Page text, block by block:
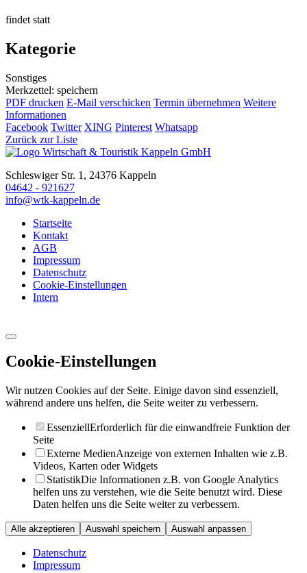
findet statt
Kategorie
Sonstiges
Merkzettel: speichern
PDF drucken E-Mail verschicken Termin übernehmen Weitere
Informationen
Facebook Twitter XING Pinterest Whatsapp
Zurück zur Liste
Schleswiger Str. 1, 24376 Kappeln
04642 - 921627
info@wtk-kappeln.de
Startseite
Kontakt
AGB
Impressum
Datenschutz
Cookie-Einstellungen
Intern
Cookie-Einstellungen
Wir nutzen Cookies auf der Seite. Einige davon sind essenziell,
während andere uns helfen, die Seite weiter zu verbessern.
EssenziellErforderlich für die einwandfreie Funktion der
Seite
Externe MedienAnzeige von externen Inhalten wie z.B.
Videos, Karten oder Widgets
StatistikDie Informationen z.B. von Google Analytics
helfen uns zu verstehen, wie die Seite benutzt wird. Diese
Daten helfen uns die Seite weiter zu verbessern.
Alle akzeptieren Auswahl speichern Auswahl anpassen
Datenschutz
Impressum